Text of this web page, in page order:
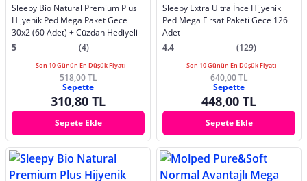
Sleepy Bio Natural Premium Plus
Hijyenik Ped Mega Paket Gece
30x2 (60 Adet) + Cüzdan Hediyeli
5
(4)
Son 10 Günün En Düşük Fiyatı
518,00 TL
Sepette
310,80 TL
Sepete Ekle
Sleepy Extra Ultra İnce Hijyenik
Ped Mega Fırsat Paketi Gece 126
Adet
4.4
(129)
Son 10 Günün En Düşük Fiyatı
640,00 TL
Sepette
448,00 TL
Sepete Ekle